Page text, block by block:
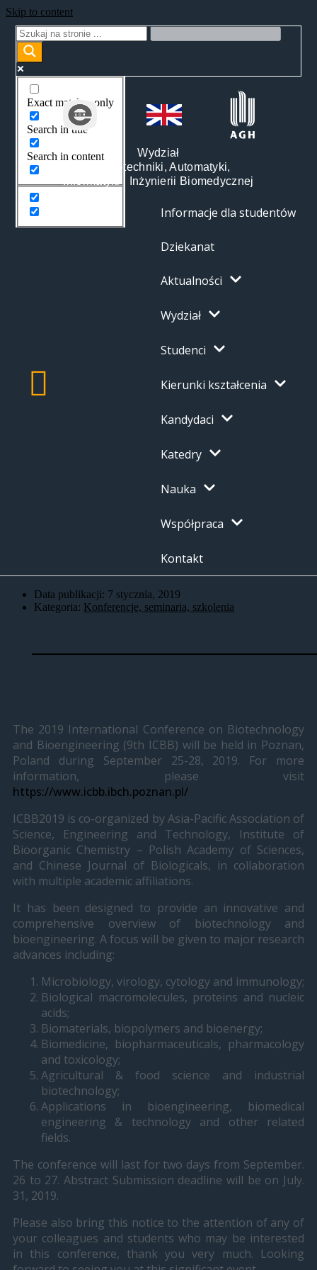
Skip to content
Exact matches only
Search in title
Search in content
Wydział
Elektrotechniki, Automatyki,
Informatyki i Inżynierii Biomedycznej
Informacje dla studentów
Dziekanat
Aktualności
Wydział
Studenci
Kierunki kształcenia
Kandydaci
Katedry
Nauka
Współpraca
Kontakt
Data publikacji: 7 stycznia, 2019
Kategoria: Konferencje, seminaria, szkolenia
The 2019 International Conference on Biotechnology
and Bioengineering (9th ICBB) will be held in Poznan,
Poland during September 25-28, 2019. For more
information, please visit
https://www.icbb.ibch.poznan.pl/
ICBB2019 is co-organized by Asia-Pacific Association of
Science, Engineering and Technology, Institute of
Bioorganic Chemistry – Polish Academy of Sciences,
and Chinese Journal of Biologicals, in collaboration
with multiple academic affiliations.
It has been designed to provide an innovative and
comprehensive overview of biotechnology and
bioengineering. A focus will be given to major research
advances including:
Microbiology, virology, cytology and immunology;
Biological macromolecules, proteins and nucleic
acids;
Biomaterials, biopolymers and bioenergy;
Biomedicine, biopharmaceuticals, pharmacology
and toxicology;
Agricultural & food science and industrial
biotechnology;
Applications in bioengineering, biomedical
engineering & technology and other related
fields.
The conference will last for two days from September.
26 to 27. Abstract Submission deadline will be on July.
31, 2019.
Please also bring this notice to the attention of any of
your colleagues and students who may be interested
in this conference, thank you very much. Looking